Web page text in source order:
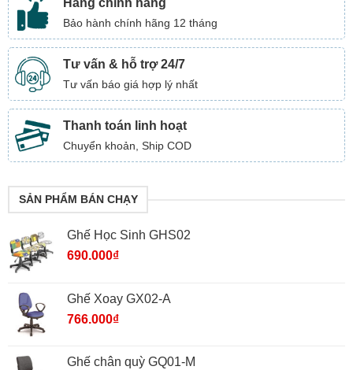
Bảo hành chính hãng 12 tháng
Tư vấn & hỗ trợ 24/7
Tư vấn báo giá hợp lý nhất
Thanh toán linh hoạt
Chuyển khoản, Ship COD
SẢN PHẨM BÁN CHẠY
Ghế Học Sinh GHS02
690.000₫
Ghế Xoay GX02-A
766.000₫
Ghế chân quỳ GQ01-M